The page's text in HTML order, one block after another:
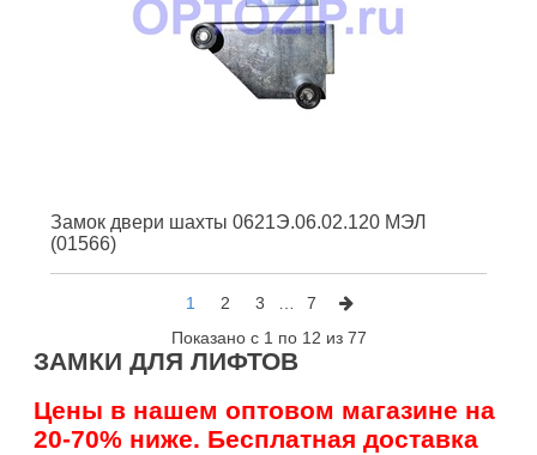
Замок двери шахты 0621Э.06.02.120 МЭЛ
(01566)
1 2 3
7
Показано с 1 по 12 из 77
ЗАМКИ ДЛЯ ЛИФТОВ
Цены в нашем оптовом магазине на
20-70% ниже. Бесплатная доставка